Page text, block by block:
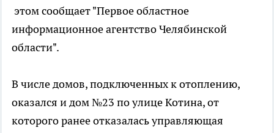
этом сообщает "Первое областное
информационное агентство Челябинской
области".
В числе домов, подключенных к отоплению,
оказался и дом №23 по улице Котина, от
которого ранее отказалась управляющая